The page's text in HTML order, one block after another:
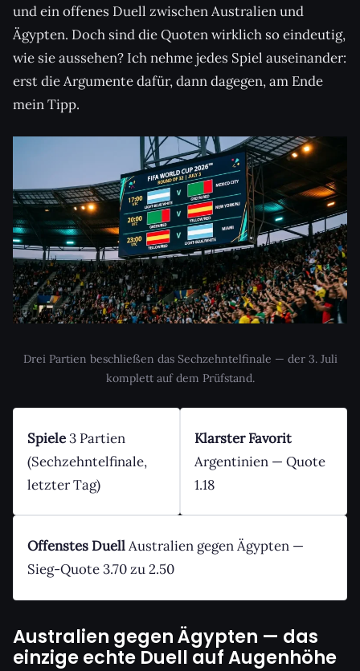
und ein offenes Duell zwischen Australien und
Ägypten. Doch sind die Quoten wirklich so eindeutig,
wie sie aussehen? Ich nehme jedes Spiel auseinander:
erst die Argumente dafür, dann dagegen, am Ende
mein Tipp.
Drei Partien beschließen das Sechzehntelfinale — der 3. Juli
komplett auf dem Prüfstand.
Spiele3 Partien
(Sechzehntelfinale,
letzter Tag)
Klarster Favorit
Argentinien — Quote
1.18
Offenstes DuellAustralien gegen Ägypten —
Sieg-Quote 3.70 zu 2.50
Australien gegen Ägypten — das
einzige echte Duell auf Augenhöhe